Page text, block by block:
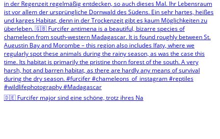
🇩🇪 Furcifer major sind eine schöne, trotz ihres Na